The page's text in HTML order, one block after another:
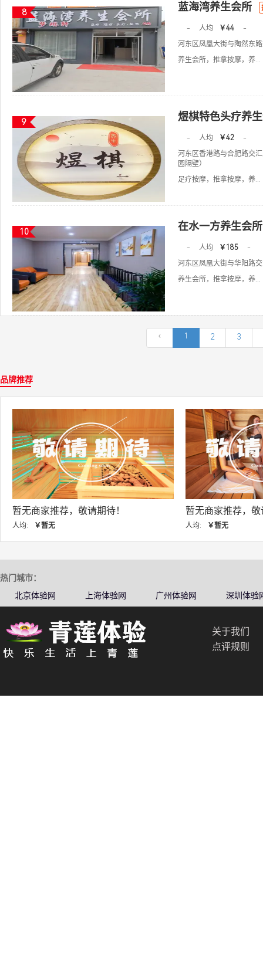
8 蓝海湾养生会所
- 人均 ￥44
-
河东区凤凰大街与陶然东
养生会所，推拿按摩，养...
9 煜棋特色头疗养
- 人均 ￥42
-
河东区香港路与合肥路交
园隔壁）
足疗按摩，推拿按摩，养...
10 在水一方养生会所
- 人均 ￥185
-
河东区凤凰大街与华阳路
养生会所，推拿按摩，养...
‹ 1 2 3
品牌推荐
暂无商家推荐，敬请期待！
人均:
暂无商家推
人均:
热门城市：
北京体验网
上海体验网 广州体验网 深圳体验
关于我们
点评规则